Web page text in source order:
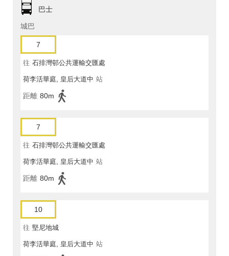
巴士
城巴
7
往 石排灣邨公共運輸交匯處
荷李活華庭, 皇后大道中 站
距離 80m
7
往 石排灣邨公共運輸交匯處
荷李活華庭, 皇后大道中 站
距離 80m
10
往 堅尼地城
荷李活華庭, 皇后大道中 站